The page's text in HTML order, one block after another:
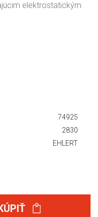
elektrostatickým
74925
2830
EHLERT